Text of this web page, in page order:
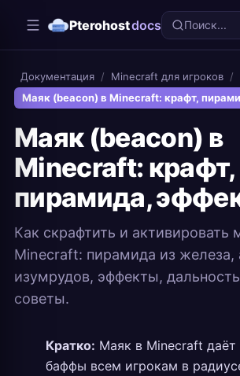
Pterohostdocs Поиск...
Документация / Minecraft для игроков /
Маяк (beacon) в Minecraft: крафт,
Маяк (beacon) в
Minecraft: крафт,
пирамида,
Как скрафтить и активировать
Minecraft: пирамида из железа,
изумрудов, эффекты,
советы.
Кратко: Маяк в Minecraft даёт
баффы всем игрокам в